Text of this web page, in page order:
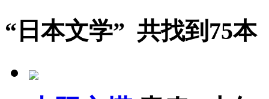
“日本文学” 共找到75本